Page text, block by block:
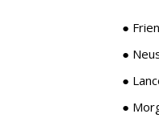
●
●
●
●